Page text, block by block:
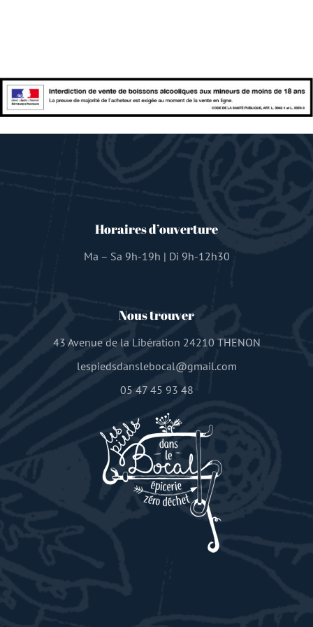
Horaires d’ouverture
Ma – Sa 9h-19h | Di 9h-12h30
Nous trouver
43 Avenue de la Libération 24210 THENON
lespiedsdanslebocal@gmail.com
05 47 45 93 48